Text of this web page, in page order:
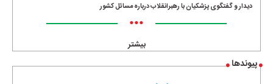
دیدار و گفتگوی پزشکیان با رهبرانقلاب درباره مسائل کشور
•••
بیشتر
پیوندها